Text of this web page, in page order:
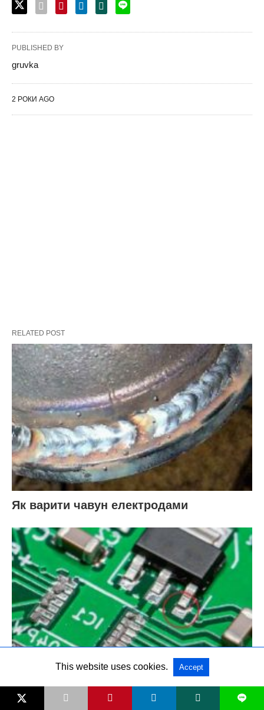
PUBLISHED BY
gruvka
2 РОКИ AGO
RELATED POST
Як варити чавун електродами
Як варити сильно іржавий метал
L
This website uses cookies. Accept